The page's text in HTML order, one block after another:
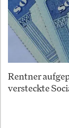
Rentner
versteckte